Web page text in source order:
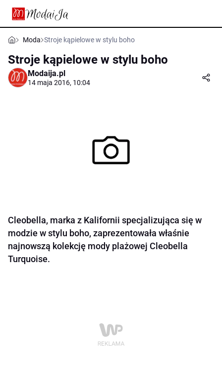
Moda Stroje kąpielowe w stylu boho
Stroje kąpielowe w stylu boho
Modaija.pl
14 maja 2016, 10:04
Cleobella, marka z Kalifornii specjalizująca się w
modzie w stylu boho, zaprezentowała właśnie
najnowszą kolekcję mody plażowej Cleobella
Turquoise.